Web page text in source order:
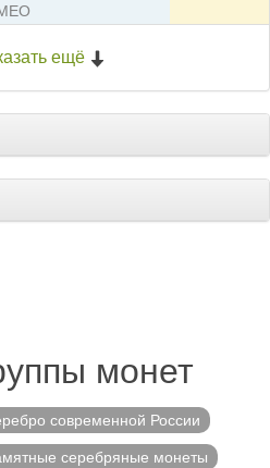
ещё
монет
современной России
серебряные монеты